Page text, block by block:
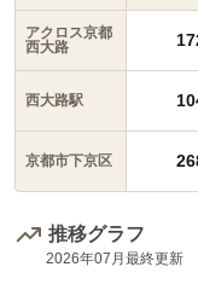
アクロス京都
西大路
西大路駅
京都市下京区
推移グラフ
2026年07月最終更新